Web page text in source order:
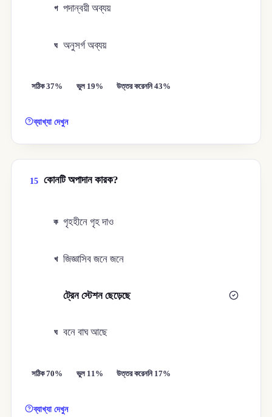
গ পদান্বয়ী অব্যয়
ঘ অনুসর্গ অব্যয়
সঠিক 37% ভুল 19% উত্তর করেননি 43%
ব্যাখ্যা দেখুন
15 কোনটি অপাদান কারক?
ক গৃহহীনে গৃহ দাও
খ জিজ্ঞাসিব জনে জনে
ট্রেন স্টেশন ছেড়েছে
ঘ বনে বাঘ আছে
সঠিক 70% ভুল 11% উত্তর করেননি 17%
ব্যাখ্যা দেখুন